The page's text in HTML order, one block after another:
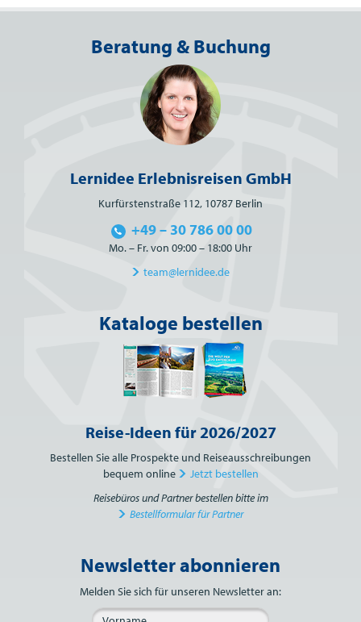
Beratung & Buchung
Lernidee Erlebnisreisen GmbH
Kurfürstenstraße 112, 10787 Berlin
+49 – 30 786 00 00
Mo. – Fr. von 09:00 – 18:00 Uhr
team@lernidee.de
Kataloge bestellen
Reise-Ideen für 2026/2027
Bestellen Sie alle Prospekte und Reiseausschreibungen
bequem online
Jetzt bestellen
Reisebüros und Partner bestellen bitte im
Bestellformular für Partner
Bitte nicht ausfüllen.
Newsletter abonnieren
Melden Sie sich für unseren Newsletter an: